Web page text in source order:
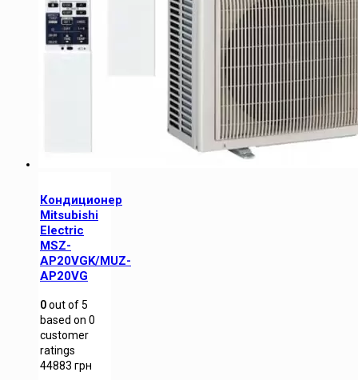
Кондиционер
Mitsubishi
Electric
MSZ-
AP20VGK/MUZ-
AP20VG
0out of5
based on 0
customer
ratings
44883 грн